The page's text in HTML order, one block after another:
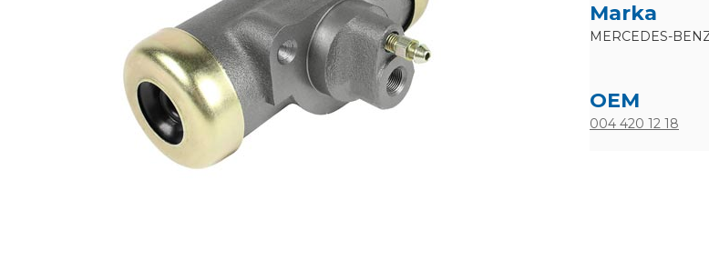
Marka
MERCEDES-
OEM
004 420 12 18